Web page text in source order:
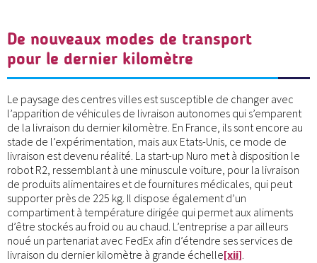
De nouveaux modes de transport
pour le dernier kilomètre
Le paysage des centres villes est susceptible de changer avec
l’apparition de véhicules de livraison autonomes qui s’emparent
de la livraison du dernier kilomètre. En France, ils sont encore au
stade de l’expérimentation, mais aux Etats-Unis, ce mode de
livraison est devenu réalité. La start-up Nuro met à disposition le
robot R2, ressemblant à une minuscule voiture, pour la livraison
de produits alimentaires et de fournitures médicales, qui peut
supporter près de 225 kg. Il dispose également d’un
compartiment à température dirigée qui permet aux aliments
d’être stockés au froid ou au chaud. L’entreprise a par ailleurs
noué un partenariat avec FedEx afin d’étendre ses services de
livraison du dernier kilomètre à grande échelle[xii].